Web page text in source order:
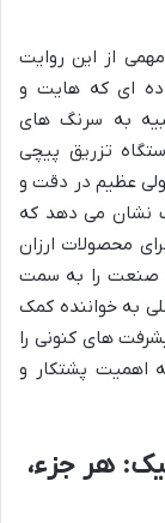
از این روایت
ای که هایت و
و شبیه به سرنگ های
تزریق پیچی
هندری در سال ۱۹۴۶، که تحولی عظیم در دقت و
نشان می دهد که
محصولات ارزان
صنعت را به سمت
به خواننده کمک
های کنونی را
اهمیت پشتکار و
هر جزء،